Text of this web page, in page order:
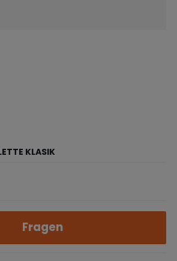
KLASIK
Fragen